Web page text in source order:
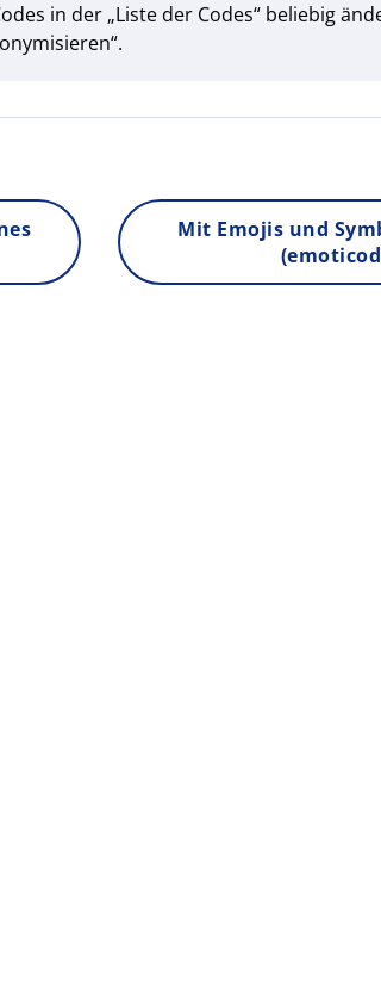
in der „Liste der Codes“ beliebig
Mit Emojis und